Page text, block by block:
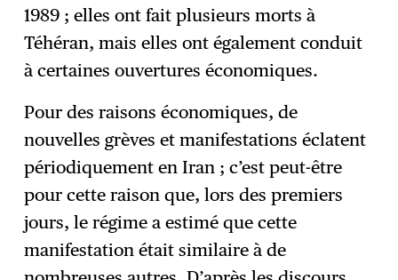
1989 ; elles ont fait plusieurs morts à
Téhéran, mais elles ont également conduit
à certaines ouvertures économiques.
Pour des raisons économiques, de
nouvelles grèves et manifestations éclatent
périodiquement en Iran ; c’est peut-être
pour cette raison que, lors des premiers
jours, le régime a estimé que cette
manifestation était similaire à de